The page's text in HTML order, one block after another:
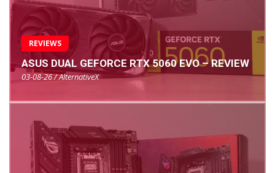
REVIEWS
ASUS DUAL GEFORCE RTX 5060 EVO – REVIEW
03-08-26 / AlternativeX